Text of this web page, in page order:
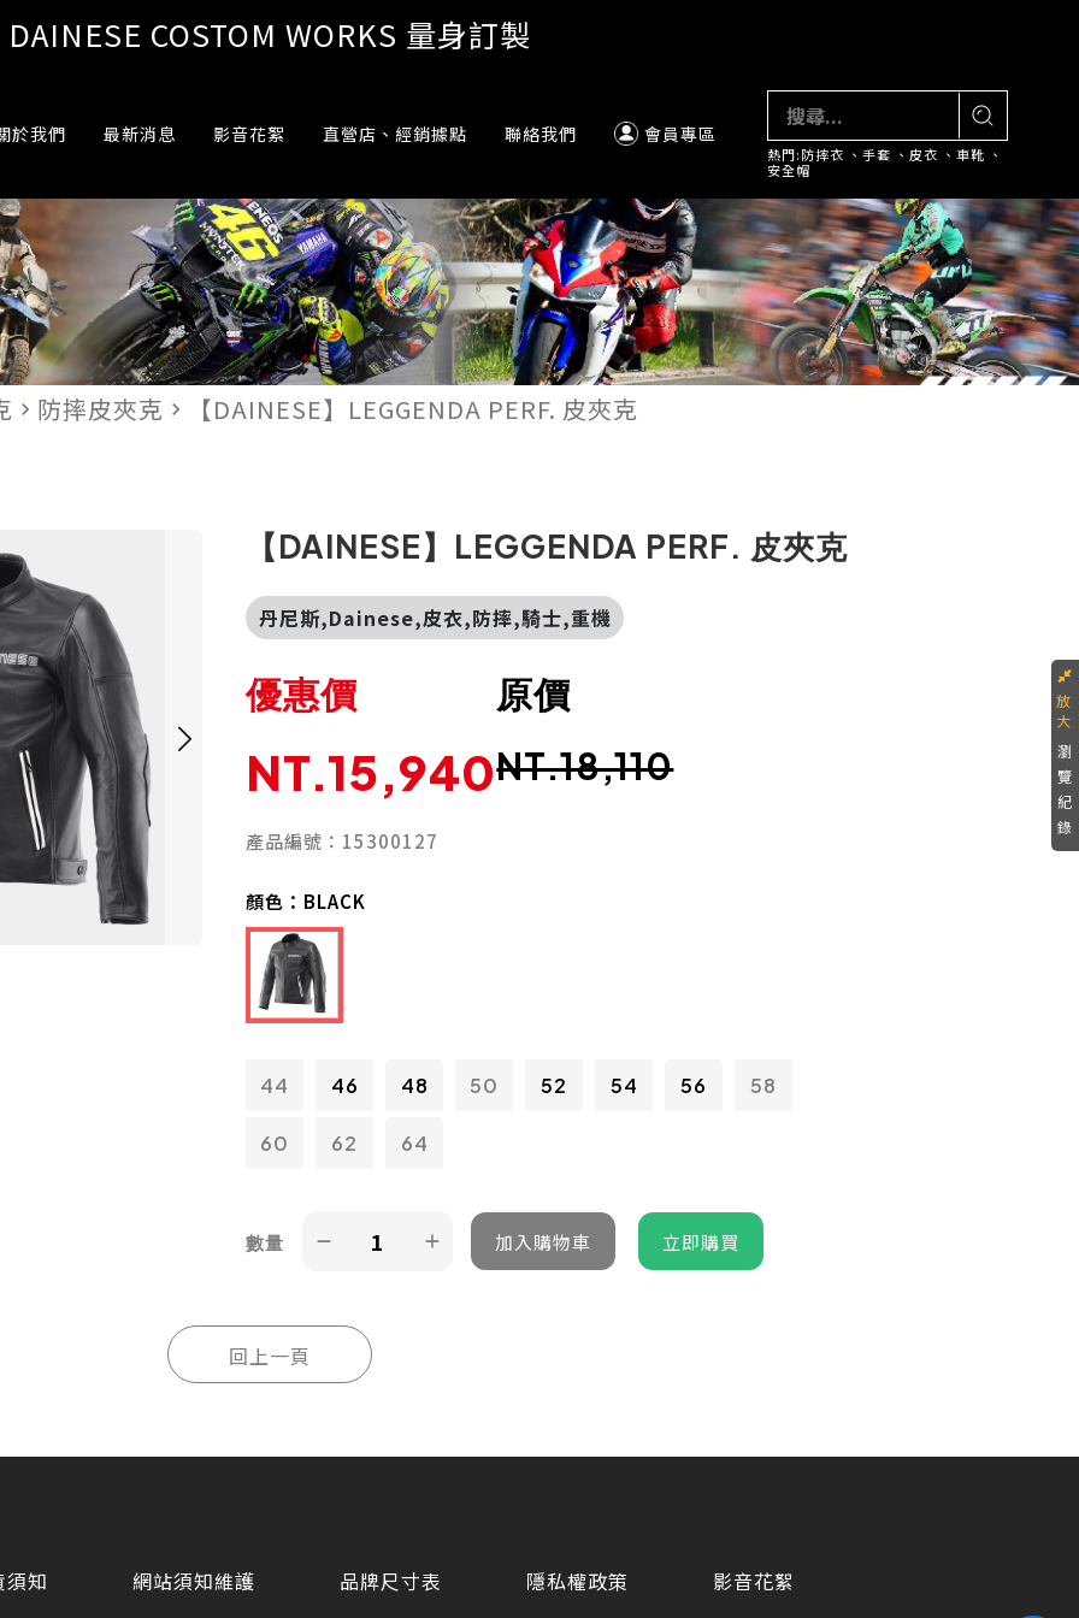
DAINESE COSTOM WORKS 量身訂製
於我們 最新消息 影音花絮 直營店、經銷據點 聯絡我們 會員專區
熱門:防摔衣 、手套 、 皮衣 、車靴 、
安全帽
navigate_next 防摔皮夾克 navigate_next 【DAINESE】LEGGENDA PERF. 皮夾克
【DAINESE】LEGGENDA PERF. 皮夾克
丹尼斯,Dainese,皮衣,防摔,騎士,重機
原價
NT.18,110
優惠價
NT.15,940
產品編號：15300127
顏色： BLACK
44 46 48 50 52 54 56 58
60 62 64
數量
瀏
覽
紀
錄
須知 網站須知維護 品牌尺寸表 隱私權政策 影音花絮